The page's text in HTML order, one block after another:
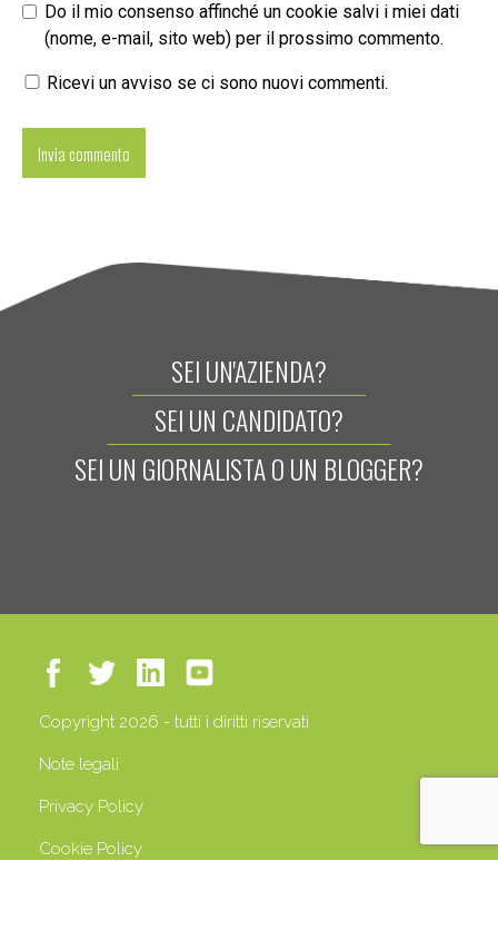
Do il mio consenso affinché un cookie salvi i miei dati
(nome, e-mail, sito web) per il prossimo commento.
Ricevi un avviso se ci sono nuovi commenti.
SEI UN'AZIENDA?
SEI UN CANDIDATO?
SEI UN GIORNALISTA O UN BLOGGER?
Copyright 2026 - tutti i diritti riservati
Note legali
Privacy Policy
Cookie Policy